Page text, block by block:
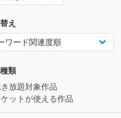
え
類
放題対象作品
ットが使える作品